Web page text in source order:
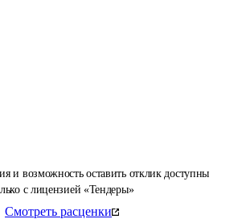
и возможность оставить отклик доступны
с лицензией «Тендеры»
Смотреть расценки